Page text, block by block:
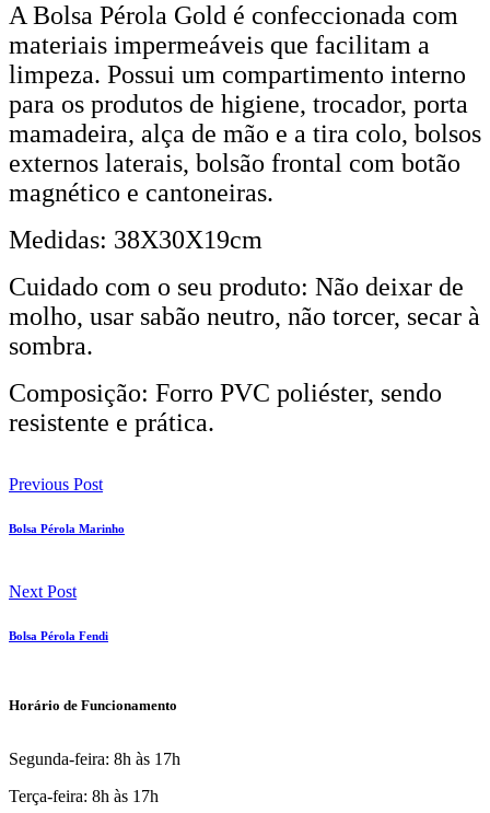
A Bolsa Pérola Gold é confeccionada com
materiais impermeáveis que facilitam a
limpeza. Possui um compartimento interno
para os produtos de higiene, trocador, porta
mamadeira, alça de mão e a tira colo, bolsos
externos laterais, bolsão frontal com botão
magnético e cantoneiras.
Medidas: 38X30X19cm
Cuidado com o seu produto: Não deixar de
molho, usar sabão neutro, não torcer, secar à
sombra.
Composição: Forro PVC poliéster, sendo
resistente e prática.
Previous Post
Bolsa Pérola Marinho
Next Post
Bolsa Pérola Fendi
Horário de Funcionamento
Segunda-feira: 8h às 17h
Terça-feira: 8h às 17h